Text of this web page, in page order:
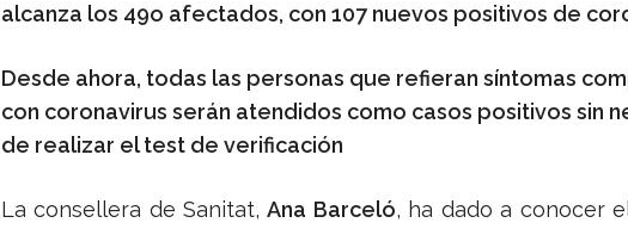
alcanza los 49o afectados, con 107 nuevos positivos de
Desde ahora, todas las personas que refieran síntomas
con coronavirus serán atendidos como casos positivos sin
de realizar el test de verificación
La consellera de Sanitat,Ana Barceló, ha dado a conocer